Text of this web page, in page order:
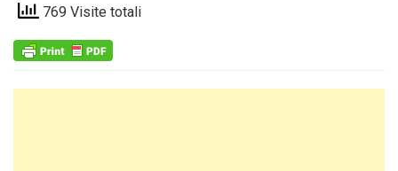
769 Visite totali